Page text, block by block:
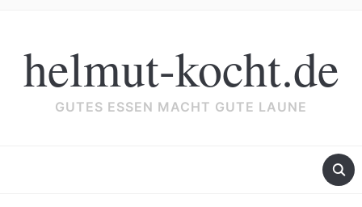
helmut-kocht.de
GUTES ESSEN MACHT GUTE LAUNE